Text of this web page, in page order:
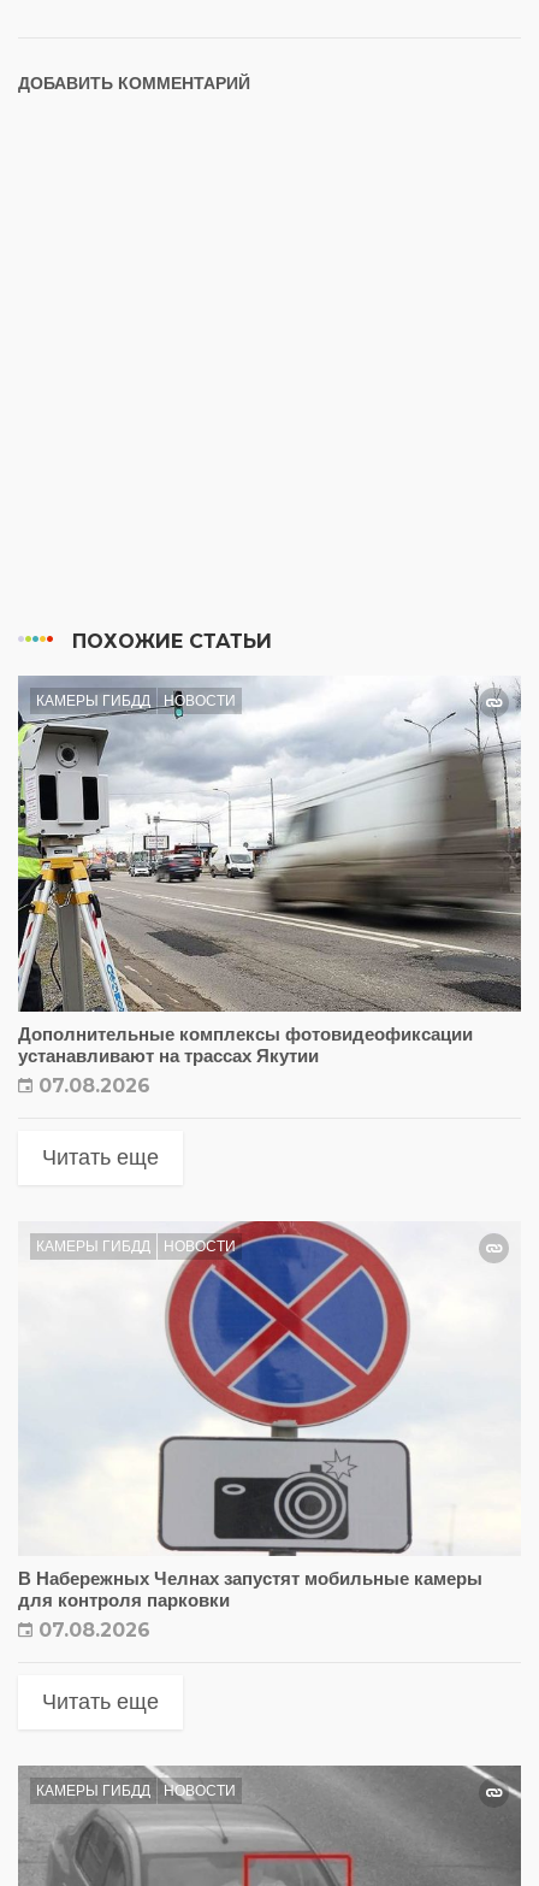
ДОБАВИТЬ КОММЕНТАРИЙ
ПОХОЖИЕ СТАТЬИ
КАМЕРЫ ГИБДД НОВОСТИ
Дополнительные комплексы фотовидеофиксации
устанавливают на трассах Якутии
07.08.2026
Читать еще
КАМЕРЫ ГИБДД НОВОСТИ
В Набережных Челнах запустят мобильные камеры
для контроля парковки
07.08.2026
Читать еще
КАМЕРЫ ГИБДД НОВОСТИ